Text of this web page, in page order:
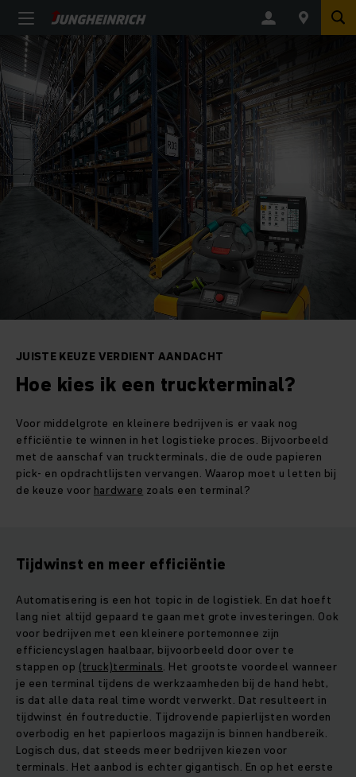
JUISTE KEUZE VERDIENT AANDACHT
Hoe kies ik een truckterminal?
Voor middelgrote en kleinere bedrijven is er vaak nog
efficiëntie te winnen in het logistieke proces. Bijvoorbeeld
met de aanschaf van truckterminals, die de oude papieren
pick- en opdrachtlijsten vervangen. Waarop moet u letten bij
de keuze voor hardware zoals een terminal?
Tijdwinst en meer efficiëntie
Automatisering is een hot topic in de logistiek. En dat hoeft
lang niet altijd gepaard te gaan met grote investeringen. Ook
voor bedrijven met een kleinere portemonnee zijn
efficiencyslagen haalbaar, bijvoorbeeld door over te
stappen op (truck)terminals. Het grootste voordeel wanneer
je een terminal tijdens de werkzaamheden bij de hand hebt,
is dat alle data real time wordt verwerkt. Dat resulteert in
tijdwinst én foutreductie. Tijdrovende papierlijsten worden
overbodig en het papierloos magazijn is binnen handbereik.
Logisch dus, dat steeds meer bedrijven kiezen voor
terminals. Het aanbod is echter gigantisch. En op het eerste